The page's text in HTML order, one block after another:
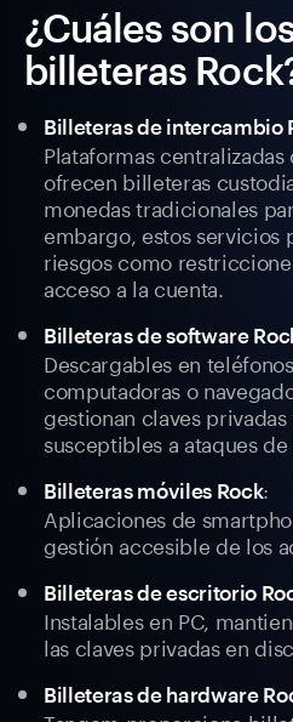
¿Cuáles son
billeteras
Billeteras de intercambio
Plataformas
ofrecen billeteras
monedas tradicionales
embargo, estos servicios
riesgos como
acceso a la cuenta.
Billeteras de software
Descargables en
computadoras o
gestionan claves
susceptibles a ataques
Billeteras móviles Rock:
Aplicaciones de
gestión accesible de los
Billeteras de escritorio
Instalables en PC,
las claves privadas en
Billeteras de hardware